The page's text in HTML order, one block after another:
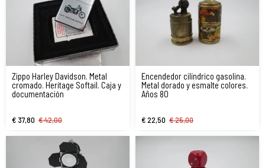
Zippo Harley Davidson. Metal
cromado. Heritage Softail. Caja y
documentación
€ 37,80 € 42,00
Encendedor cilíndrico gasolina.
Metal dorado y esmalte colores.
Años 80
€ 22,50 € 25,00